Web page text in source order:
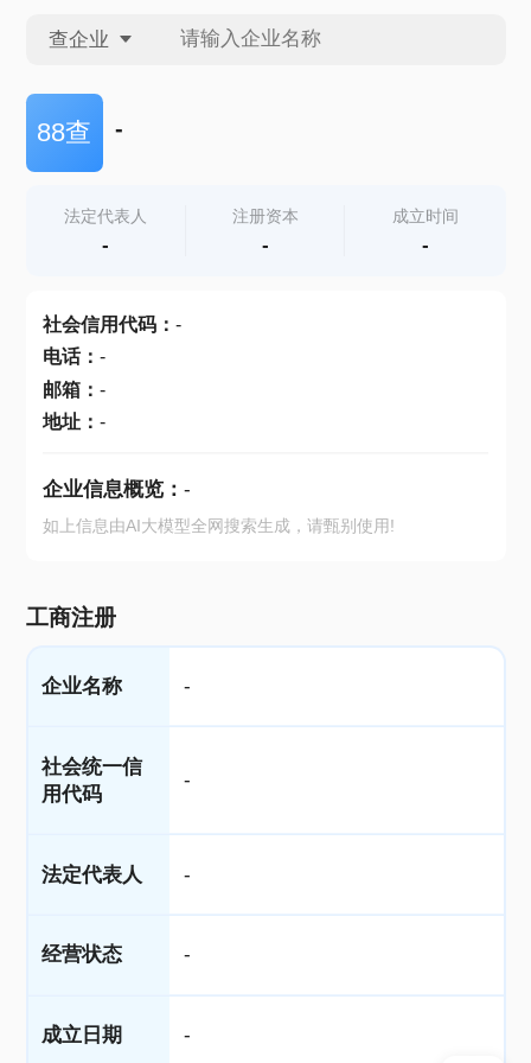
查企业
查企业
查产地
88查 -
法定代表人
-
注册资本
-
成立时间
-
社会信用代码： -
电话： -
邮箱： -
地址： -
企业信息概览： -
如上信息由AI大模型全网搜索生成，请甄别使用!
工商注册
企业名称 -
社会统一信
用代码
-
法定代表人 -
经营状态 -
成立日期 -